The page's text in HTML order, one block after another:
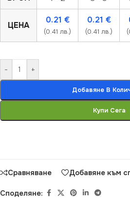
ЦЕНА
0.21 €
(0.41 лв.)
0.21 €
(0.41 лв.)
- +
Добавяне В
Купи Сега
Сравняване Добавяне към
Споделяне: